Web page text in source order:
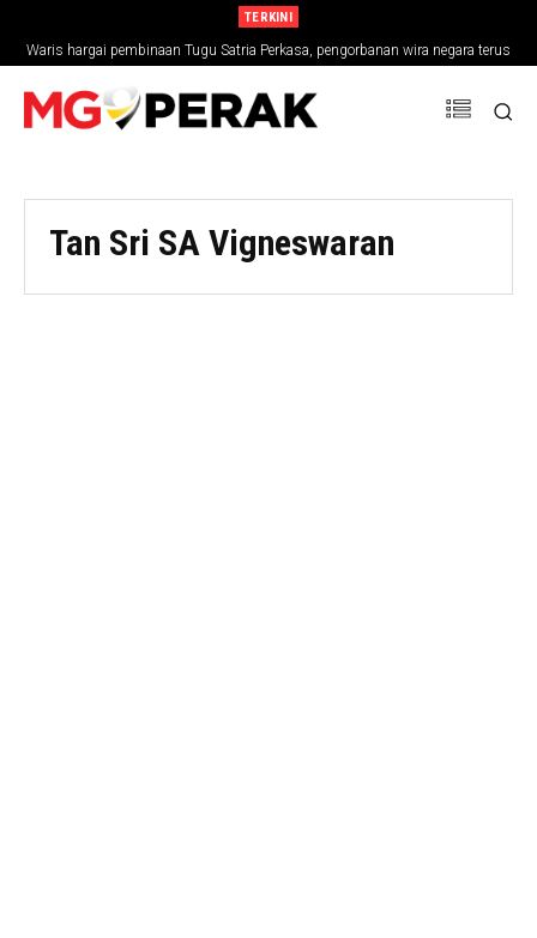
TERKINI
Waris hargai pembinaan Tugu Satria Perkasa, pengorbanan wira negara terus
dikenang
Tan Sri SA Vigneswaran